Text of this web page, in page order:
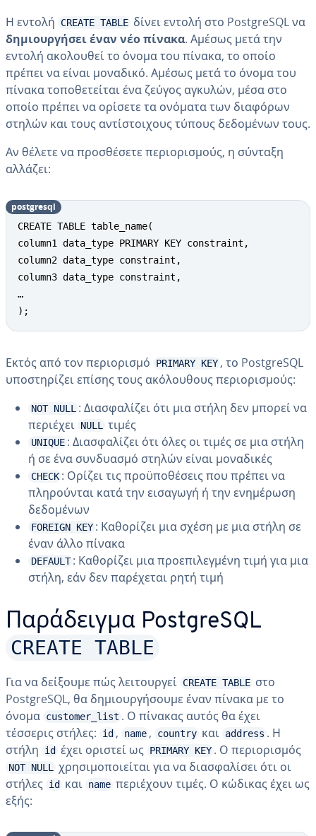
Η εντολή CREATE TABLE δίνει εντολή στο PostgreSQL να
δημιουργήσει έναν νέο πίνακα. Αμέσως μετά την
εντολή ακολουθεί το όνομα του πίνακα, το οποίο
πρέπει να είναι μοναδικό. Αμέσως μετά το όνομα του
πίνακα τοποθετείται ένα ζεύγος αγκυλών, μέσα στο
οποίο πρέπει να ορίσετε τα ονόματα των διαφόρων
στηλών και τους αντίστοιχους τύπους δεδομένων τους.
Αν θέλετε να προσθέσετε περιορισμούς, η σύνταξη
αλλάζει:
CREATE TABLE table_name(
column1 data_type PRIMARY KEY constraint,
column2 data_type constraint,
column3 data_type constraint,
…
);
postgresql
Εκτός από τον περιορισμό PRIMARY KEY , το PostgreSQL
υποστηρίζει επίσης τους ακόλουθους περιορισμούς:
NOT NULL : Διασφαλίζει ότι μια στήλη δεν μπορεί να
περιέχει NULL τιμές
UNIQUE : Διασφαλίζει ότι όλες οι τιμές σε μια στήλη
ή σε ένα συνδυασμό στηλών είναι μοναδικές
CHECK : Ορίζει τις προϋποθέσεις που πρέπει να
πληρούνται κατά την εισαγωγή ή την ενημέρωση
δεδομένων
FOREIGN KEY : Καθορίζει μια σχέση με μια στήλη σε
έναν άλλο πίνακα
DEFAULT : Καθορίζει μια προεπιλεγμένη τιμή για μια
στήλη, εάν δεν παρέχεται ρητή τιμή
Παράδειγμα PostgreSQL
CREATE TABLE
Για να δείξουμε πώς λειτουργεί CREATE TABLE στο
PostgreSQL, θα δημιουργήσουμε έναν πίνακα με το
όνομα customer_list . Ο πίνακας αυτός θα έχει
τέσσερις στήλες:
id , name , country και address . Η
στήλη
id έχει οριστεί ως PRIMARY KEY . Ο περιορισμός
NOT NULL
χρησιμοποιείται για να διασφαλίσει ότι οι
στήλες id και name περιέχουν τιμές. Ο κώδικας έχει ως
εξής: